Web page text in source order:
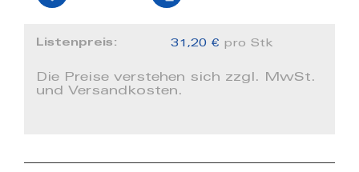
Listenpreis: 31,20 € pro Stk
Die Preise verstehen sich zzgl. MwSt.
und Versandkosten.